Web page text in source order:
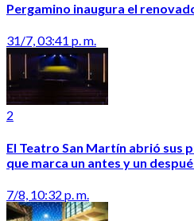
Pergamino inaugura el
31/7, 03:41 p. m.
2
El Teatro San Martín abrió sus
que marca un antes y un
7/8, 10:32 p. m.